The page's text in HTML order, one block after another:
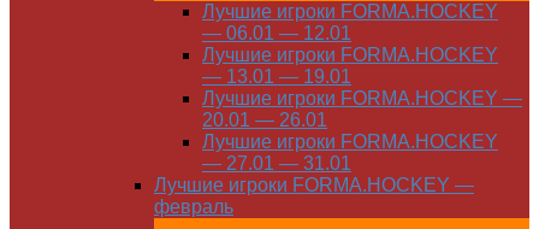
Лучшие игроки FORMA.HOCKEY
— 06.01 — 12.01
Лучшие игроки FORMA.HOCKEY
— 13.01 — 19.01
Лучшие игроки FORMA.HOCKEY —
20.01 — 26.01
Лучшие игроки FORMA.HOCKEY
— 27.01 — 31.01
Лучшие игроки FORMA.HOCKEY —
февраль